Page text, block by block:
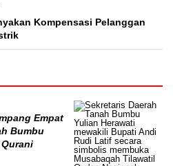
Kompensasi Pelanggan
Empat
Bumbu